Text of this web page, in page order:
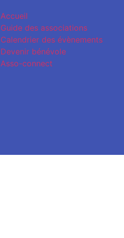
Accueil
Guide des associations
Calendrier des évènements
Devenir bénévole
Asso-connect